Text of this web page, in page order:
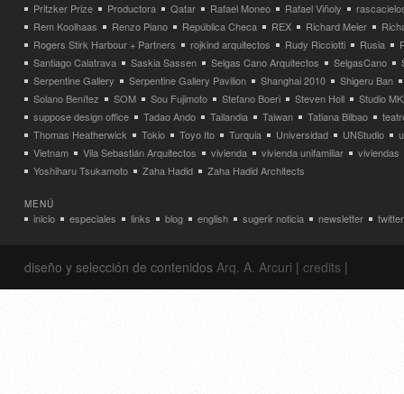
Pritzker Prize
Productora Qatar Rafael Moneo Rafael Viñoly
Rem Koolhaas
Renzo Piano República Checa REX Richard Meier
Rogers Stirk Harbour + Partners
rojkind arquitectos Rudy Ricciotti Rusia
Santiago Calatrava
Saskia Sassen Selgas Cano Arquitectos SelgasCano
Serpentine Gallery
Serpentine Gallery Pavilion Shanghai 2010
Shigeru Ban
Solano Benítez
SOM Sou Fujimoto Stefano Boeri Steven Holl
Studio
suppose design office
Tadao Ando Tailandia Taiwan Tatiana Bilbao
Thomas Heatherwick
Tokio Toyo Ito Turquia Universidad UNStudio
Vietnam
Vila Sebastián Arquitectos vivienda vivienda unifamiliar
viviendas
Yoshiharu Tsukamoto
Zaha Hadid Zaha Hadid Architects
MENÚ
inicio especiales links blog english sugerir noticia newsletter twitter
diseño y selección de contenidos Arq. A. Arcuri | credits |